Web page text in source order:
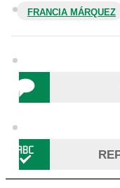
FRANCIA MÁRQUEZ